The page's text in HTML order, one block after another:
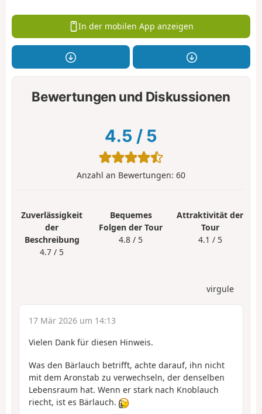
In der mobilen App anzeigen
Bewertungen und Diskussionen
4.5 / 5
Anzahl an Bewertungen: 60
Zuverlässigkeit
der
Beschreibung
4.7 / 5
Bequemes
Folgen der Tour
4.8 / 5
Attraktivität der
Tour
4.1 / 5
virgule
17 Mär 2026 um 14:13
Vielen Dank für diesen Hinweis.
Was den Bärlauch betrifft, achte darauf, ihn nicht
mit dem Aronstab zu verwechseln, der denselben
Lebensraum hat. Wenn er stark nach Knoblauch
riecht, ist es Bärlauch.